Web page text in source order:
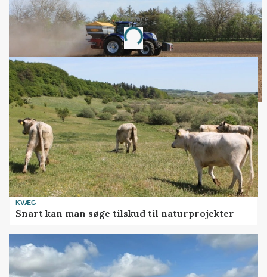
Annonce
Loading...
KVÆG
Snart kan man søge tilskud til naturprojekter